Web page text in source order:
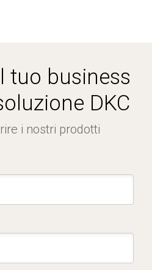
tuo business
DKC
i nostri prodotti